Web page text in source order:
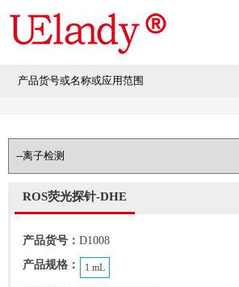
ROS荧光探针-DHE
产品货号： D1008
产品规格：
1 mL